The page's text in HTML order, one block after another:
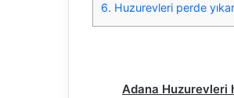
6. Huzurevleri perde
Adana Huzurevleri